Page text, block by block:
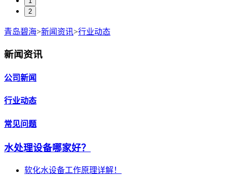
2
青岛碧海>新闻资讯>行业动态
新闻资讯
公司新闻
行业动态
常见问题
水处理设备哪家好？
软化水设备工作原理详解！